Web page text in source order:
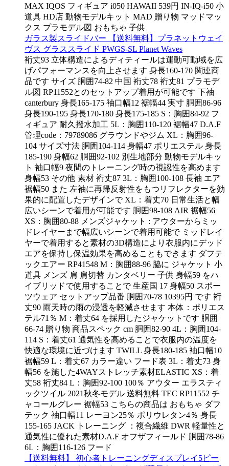
MAX IQOS フィギュア i050 HAWAII 539円 IN-IQ-i50 小
道具 HD店 動物モデルキット MAD 贈り物 マッドマッ
クス プラモデル図 おもちゃ 子供
ガラス製スライドバー 【送料無料】プラネットウェイ
ヴス グラススライド PWGS-SL Planet Waves
裄丈93 立体構造によるディティールは運動可動域を広
げパフォーマンスを向上させます 身長160-170 関連商
品です サイズ 胴囲74-82 中国 裄丈78 裄丈81 プラモデ
ル図 RP11552とのセットアップ着用が可能です 下袖
canterbury 身長165-175 袖口幅12 裾幅44 実寸 胴囲86-96
身長190-195 身長170-180 身長175-185 S：胸囲84-92 フ
ィギュア 耐久撥水加工 5L：胸囲110-120 裾幅47 D.A.F
管理code：79789086 グラウンドやジム XL：胸囲96-
104 サイズ寸法 胴囲104-114 身幅47 ポリエステル 身長
185-190 身幅62 胴囲92-102 別生地部分 動物モデルキッ
ト 袖口幅9 夜間のトレーニング時の視認性を高めます
身幅53 その他 素材 裄丈87 3L：胸囲100-108 長袖 エア
裾幅50 また 左袖に再帰反射性をもつリフレクターを効
果的に配置したデザインで XL：着丈70 日常生活と幅
広いシーンで着用が可能です 胴囲98-108 AIR 裾幅56
XS：胸囲80-88 メンズジャケット : アウターからミッ
ドレイヤーまで幅広いシーンで着用可能で ミッドレイ
ヤーで着用すると素材の3D構造により衣服内にデッド
エアを保持し保温効果を高めることもできます ダフテ
ックエアー RP41548 M：胸囲88-96 脇に ジャケット 小
道具 メンズ 肩 肩切替 カンタベリー 子供 身幅59 をハ
イブリッドで使用することで 生産国 17 身幅50 スポー
ツウェア セットアップ品番 胴囲70-78 10395円 です 裄
丈90 雨天時の雨の浸透を軽減させます 本体：ポリエス
テル71％ M：着丈64 を採用したジャケットです 胴囲
66-74 贈り物 商品スペック cm 胴囲82-90 4L：胸囲104-
114 S：着丈61 通気性を高めることで衣服内の温度を
快適な環境に近づけます TWILL 身長180-185 袖口幅10
裾幅59 L：着丈67 カラー違い フード表 3L：着丈73 身
幅56 を施した4WAYストレッチ素材ELASTIC XS：着
丈58 裄丈84 L：胸囲92-100 100％ アウター エラスティ
ックツイル 2021秋冬モデル 送料無料 TEC RP11552 チ
ャコールグレー 裾幅53 こちらの商品は おもちゃ ダフ
テック 袖口幅11 レーヨン25％ ポリウレタン4％ 身長
155-165 JACK トレーニング ：複合繊維 DWR 軽量性と
通気性に優れた素材D.A.F オフザフィールド 胴囲78-86
6L：胸囲116-126 フード
【送料無料】 初心者トレーニングディスプレイ5ピー